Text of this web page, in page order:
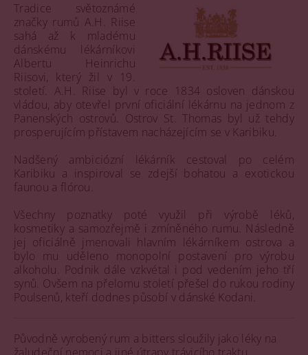
Tradice světoznámé
značky rumů A.H. Riise
sahá až k mladému
dánskému lékárníkovi
Albertu Heinrichu
Riisovi, který žil v 19.
století. A.H. Riise byl v roce 1834 osloven dánskou
vládou, aby otevřel první oficiální lékárnu na jednom z
Panenských ostrovů. Ostrov St. Thomas byl už tehdy
prosperujícím přístavem nacházejícím se v Karibiku.
Nadšený ambiciózní lékárník cestoval po celém
Karibiku a inspiroval se zdejší bohatou a exotickou
faunou a flórou.
Všechny poznatky poté využil při výrobě léků,
kosmetiky a samozřejmě i zmíněného rumu. Následně
jej oficiálně jmenovali hlavním lékárníkem ostrova a
bylo mu uděleno monopolní postavení pro výrobu
alkoholu. Podnik dále vzkvétal i pod vedením jeho tří
synů. Ovšem na přelomu století přešel do rukou rodiny
Poulsenů, kteří dodnes působí v dánské Kodani.
Původně vyrobený rum a bitters sloužily jako léky na